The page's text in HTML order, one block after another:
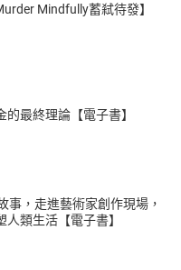
Mindfully蓄弒待發】
最終理論【電子書】
事，走進藝術家創作現場，
類生活【電子書】